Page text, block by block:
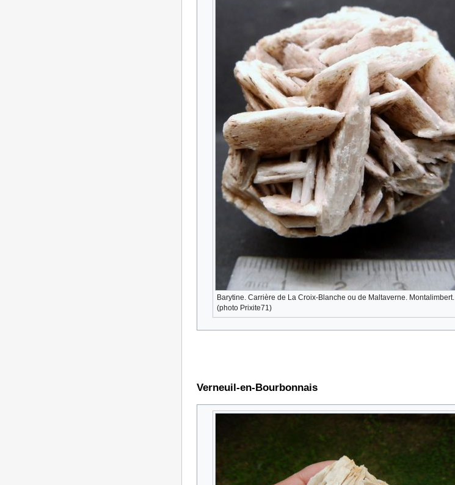
Barytine. Carrière de La Croix-Blanche ou de Maltaverne. Montalimbert.
(photo Prixite71)
Verneuil-en-Bourbonnais